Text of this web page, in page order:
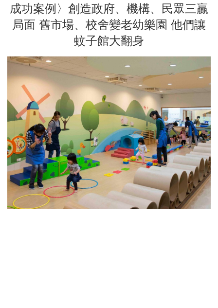
成功案例〉創造政府、機構、民眾三贏
局面 舊市場、校舍變老幼樂園 他們讓
蚊子館大翻身